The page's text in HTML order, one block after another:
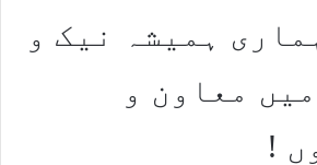
ہمیشہ نیک و
معاون و
!